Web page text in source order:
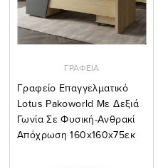
ΓΡΑΦΕΙΑ
Γραφείο Επαγγελματικό
Lotus Pakoworld Με Δεξιά
Γωνία Σε Φυσική-Ανθρακί
Απόχρωση 160x160x75εκ